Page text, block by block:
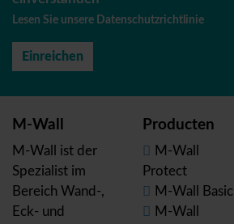
Lesen Sie unsere Datenschutzrichtlinie
M-Wall
M-Wall ist der
Spezialist im
Bereich Wand-,
Eck- und
Producten
M-Wall
Protect
M-Wall Basic
M-Wall